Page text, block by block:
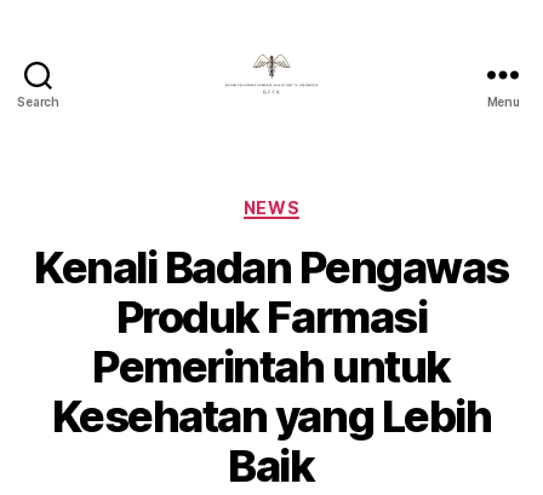
Search
Dan
Indonesia
Menu
Categories
NEWS
Kenali Badan Pengawas
Produk Farmasi
Pemerintah untuk
Kesehatan yang Lebih
Baik